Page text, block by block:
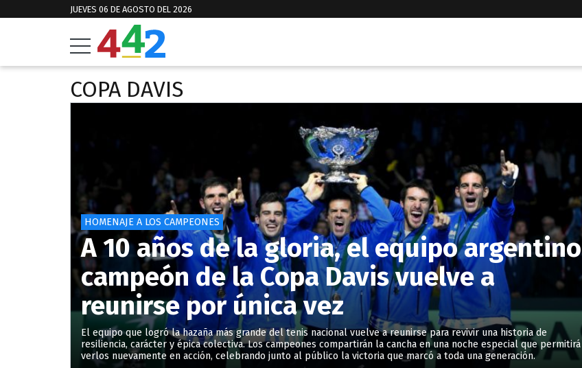
JUEVES 06 DE AGOSTO DEL 2026
COPA DAVIS
HOMENAJE A LOS CAMPEONES
A 10 años de la gloria, el equipo argentino
campeón de la Copa Davis vuelve a
reunirse por única vez
El equipo que logró la hazaña más grande del tenis nacional vuelve a reunirse para revivir una historia de
resiliencia, carácter y épica colectiva. Los campeones compartirán la cancha en una noche especial que permitirá
verlos nuevamente en acción, celebrando junto al público la victoria que marcó a toda una generación.